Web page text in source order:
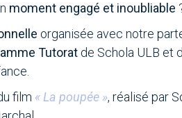
moment engagé et inoubliable
organisée avec notre
Tutorat de Schola ULB et
film « La poupée », réalisé par